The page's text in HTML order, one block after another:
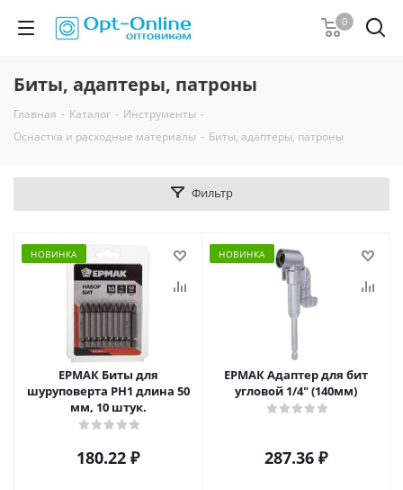
0
Биты, адаптеры, патроны
Главная - Каталог - Инструменты -
Оснастка и расходные материалы - Биты, адаптеры, патроны
Фильтр
НОВИНКА
ЕРМАК Биты для
шуруповерта PH1 длина 50
мм, 10 штук.
180.22 ₽
НОВИНКА
ЕРМАК Адаптер для бит
угловой 1/4" (140мм)
287.36 ₽